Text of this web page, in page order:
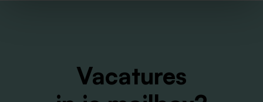
Vacatures